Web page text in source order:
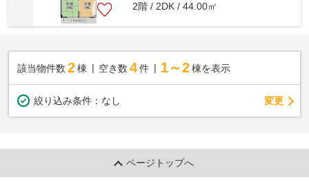
2階 / 2DK / 44.00㎡
該当物件数 2棟 空き数 4 件 1～2 棟を表示
絞り込み条件： なし 変更
ページトップへ